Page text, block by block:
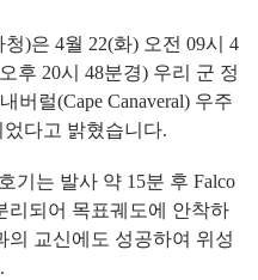
)은 4월 22(화) 오전 09시 4
후 20시 48분경) 우리 군 정
버럴(Cape Canaveral) 우주
다고 밝혔습니다.
기는 발사 약 15분 후 Falco
리되어 목표궤도에 안착하
의 교신에도 성공하여 위성